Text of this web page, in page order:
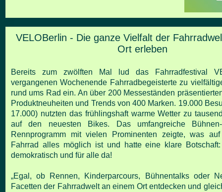
VELOBerlin - Die ganze Vielfalt der
Ort erleben
Bereits zum zwölften Mal lud das Fahrradfestival
vergangenen Wochenende Fahrradbegeisterte zu
rund ums Rad ein. An über 200 Messeständen
Produktneuheiten und Trends von 400 Marken. 19.000
17.000) nutzten das frühlingshaft warme Wetter zu
auf den neuesten Bikes.
Das umfangreiche
Rennprogramm mit vielen
Prominenten zeigte, was
Fahrrad alles möglich ist und hatte eine klare
demokratisch und für alle da!
„Egal, ob Rennen, Kinderparcours, Bühnentalks oder
Facetten der Fahrradwelt an einem Ort entdecken und